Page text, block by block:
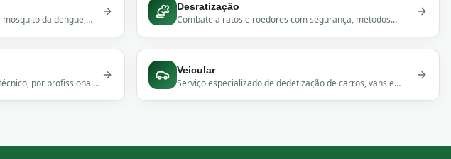
da dengue,
Desratização
Combate a ratos e roedores com segurança, métodos
por profissionais
Veicular
Serviço especializado de dedetização de carros, vans e